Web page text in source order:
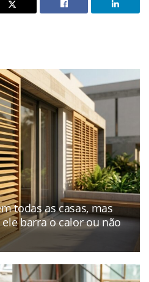
todas as casas, mas
barra o calor ou não